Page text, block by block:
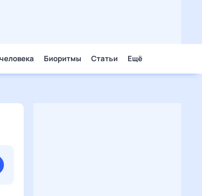
Биоритмы Статьи Ещё